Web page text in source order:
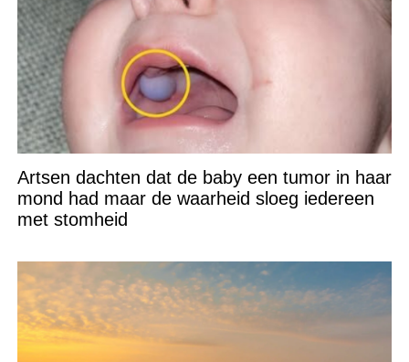
Artsen dachten dat de baby een tumor in haar
mond had maar de waarheid sloeg iedereen
met stomheid